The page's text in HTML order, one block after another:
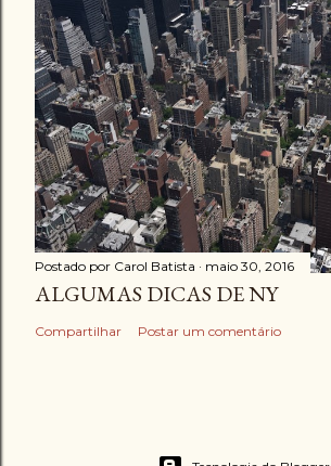
Postado por Carol Batista maio 30, 2016
ALGUMAS DICAS DE NY
Compartilhar Postar um comentário